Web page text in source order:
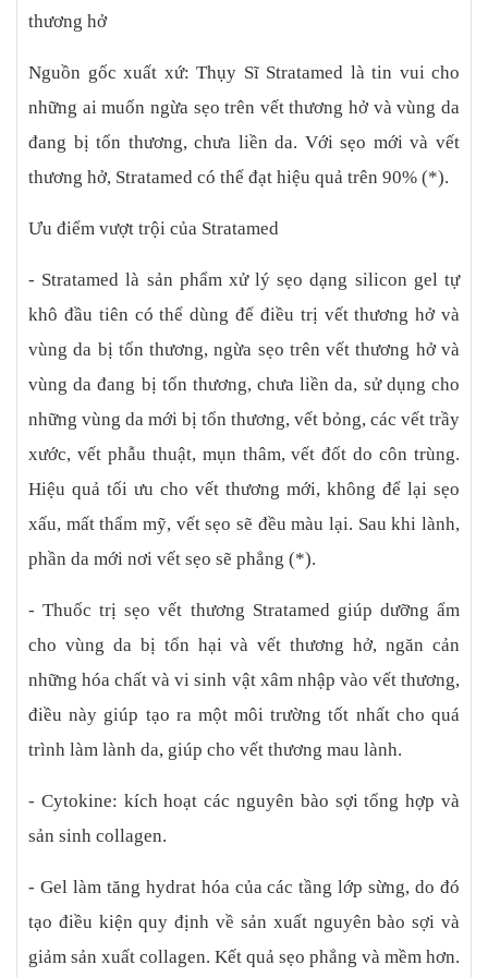
β yếu tố (FGF β) và β yếu tố tăng trưởng của khối u (TGF β) T.
GF β kích thích các nguyên bào sợi tổng hợp collagen và
Fibronectin. FGF β bình thường hóa sự tổng hợp collagen trong
một vết sẹo bất thường và làm tăng mức độ collagenases mà phá
vỡ các collagen dư thừa. Cán cân fibrogenesis và fibrolysis cuối
cùng được phục hồi. Hướng dẫn sử dụng Stratamed Cách sử
Stratamed: - Vệ sinh sạch vết thương (có thể rửa bằng nước
khi thoa Stratamed lên. Gel sẽ tự khô nhanh và tạo 1 lớp “keo”
trong vòng 5 - 6 phút. Nếu hơn thời gian đó, có thể bạn đã thoa
quá nhiều, bạn hãy nhẹ nhàng thấm bỏ gel thừa bằng khăn giấy
hoặc gạc và đợi thêm một chút để gel tiếp tục khô. - Để có kết
quả tốt nhất, Stratamed nên được duy trì liên tục trên da 24 giờ/
ngày. - Điều trị bỏng (phỏng): gel sẽ khô nhanh và làm mát da khi
để tủ lạnh, tạo sự dễ chịu cho bệnh nhân. - Điều trị sẹo rỗ và vết
vết thâm hoặc phủ kín gel lên vùng da bị rỗ. Sẽ hiệu quả gấp đôi
nếu có kết hợp với phương pháp lăn kim sau đó thoa gel. Hiệu
quả điều trị có thể khác nhau tùy thuộc vào cơ địa của mỗi
người, nếu bạn có cơ địa tốt hiệu quả điều trị trị sẽ đạt cao hơn.
thương hở
Nguồn gốc xuất xứ: Thụy Sĩ Stratamed là tin vui cho
những ai muốn ngừa sẹo trên vết thương hở và vùng da
đang bị tổn thương, chưa liền da. Với sẹo mới và vết
thương hở, Stratamed có thể đạt hiệu quả trên 90% (*).
Ưu điểm vượt trội của Stratamed
- Stratamed là sản phẩm xử lý sẹo dạng silicon gel tự
khô đầu tiên có thể dùng để điều trị vết thương hở và
vùng da bị tổn thương, ngừa sẹo trên vết thương hở và
vùng da đang bị tổn thương, chưa liền da, sử dụng cho
những vùng da mới bị tổn thương, vết bỏng, các vết trầy
xước, vết phẫu thuật, mụn thâm, vết đốt do côn trùng.
Hiệu quả tối ưu cho vết thương mới, không để lại sẹo
xấu, mất thẩm mỹ, vết sẹo sẽ đều màu lại. Sau khi lành,
phần da mới nơi vết sẹo sẽ phẳng (*).
- Thuốc trị sẹo vết thương Stratamed giúp dưỡng ẩm
cho vùng da bị tổn hại và vết thương hở, ngăn cản
những hóa chất và vi sinh vật xâm nhập vào vết thương,
điều này giúp tạo ra một môi trường tốt nhất cho quá
trình làm lành da, giúp cho vết thương mau lành.
- Cytokine: kích hoạt các nguyên bào sợi tổng hợp và
sản sinh collagen.
- Gel làm tăng hydrat hóa của các tầng lớp sừng, do đó
tạo điều kiện quy định về sản xuất nguyên bào sợi và
giảm sản xuất collagen. Kết quả sẹo phẳng và mềm hơn.